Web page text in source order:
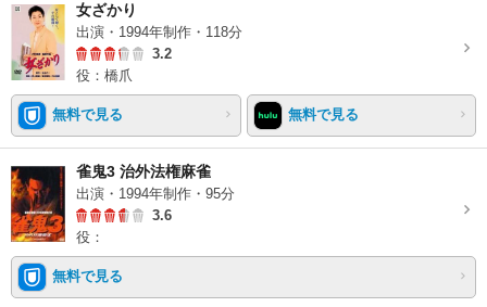
女ざかり
出演・1994年制作・118分
3.2
役：橋爪
無料で見る 無料で見る
雀鬼3 治外法権麻雀
出演・1994年制作・95分
3.6
役：
無料で見る